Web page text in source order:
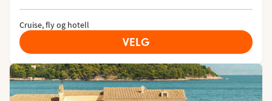
Cruise, fly og hotell
VELG